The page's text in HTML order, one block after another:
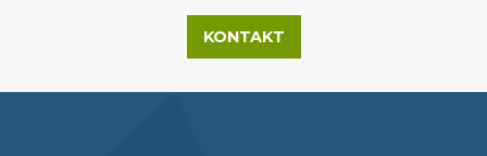
KONTAKT